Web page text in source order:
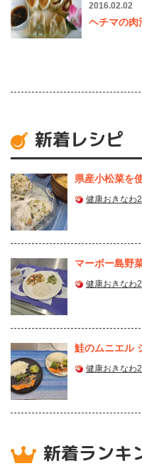
2016.02.02
ヘチマの肉
新着レシピ
県産⼩松菜を
健康おきなわ
マーボー島野
健康おきなわ
鮭のムニエル
健康おきなわ
新着ランキ